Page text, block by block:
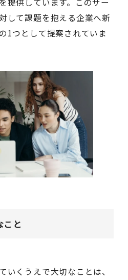
して課題を抱える企業へ新
1つとして提案されていま
こと
いくうえで大切なことは、